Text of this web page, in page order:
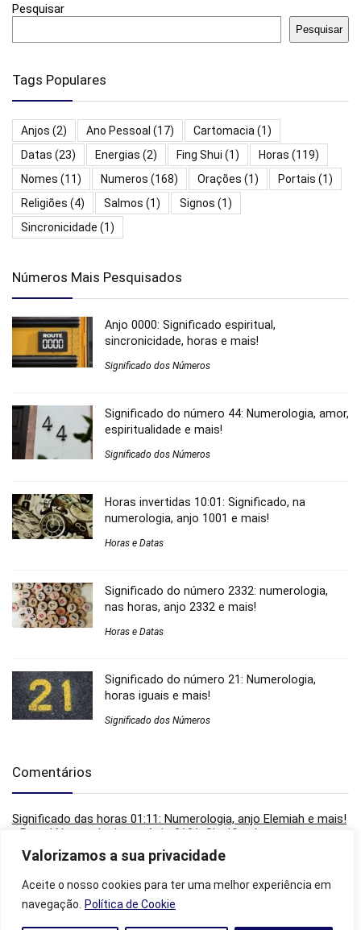
Valorizamos a sua privacidade
Aceite o nosso cookies para ter uma melhor experiência em
navegação.
Política de Cookie
Pesquisar
Pesquisar
Tags Populares
Anjos (2) Ano Pessoal (17) Cartomacia (1)
Datas (23) Energias (2) Fing Shui (1) Horas (119)
Nomes (11) Numeros (168) Orações (1) Portais (1)
Religiões (4) Salmos (1) Signos (1)
Sincronicidade (1)
Números Mais Pesquisados
Anjo 0000: Significado espiritual,
sincronicidade, horas e mais!
Significado dos Números
Significado do número 44: Numerologia, amor,
espiritualidade e mais!
Significado dos Números
Horas invertidas 10:01: Significado, na
numerologia, anjo 1001 e mais!
Horas e Datas
Significado do número 2332: numerologia,
nas horas, anjo 2332 e mais!
Horas e Datas
Significado do número 21: Numerologia,
horas iguais e mais!
Significado dos Números
Comentários
Significado das horas 01:11: Numerologia, anjo Elemiah e mais!
- Portal Numerologia
Anjo 0101: Significados, mensagens
do anjo, sua importância e mais!
espiritualidade e mais! - Portal NumerologiaemSignificado do
número 5: Numerologia, aspectos pessoais e mais!